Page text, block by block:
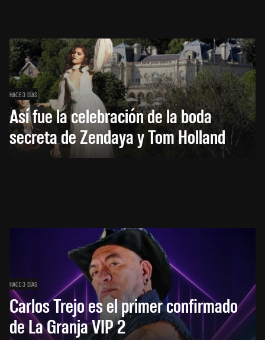
HACE 3 DÍAS
Así fue la celebración de la boda
secreta de Zendaya y Tom Holland
HACE 3 DÍAS
Carlos Trejo es el primer confirmado
de La Granja VIP 2